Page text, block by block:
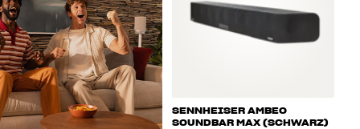
SENNHEISER AMBEO
SOUNDBAR MAX (SCHWARZ)